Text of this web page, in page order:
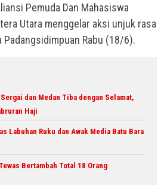
Pemuda Dan Mahasiswa
Utara menggelar aksi unjuk rasa
Rabu (18/6).
dan Medan Tiba dengan Selamat,
Haji
Labuhan Ruku dan Awak Media Batu Bara
Bertambah Total 18 Orang